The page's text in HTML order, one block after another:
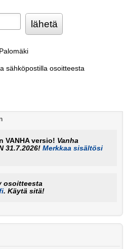
sähköpostilla osoitteesta
VANHA versio! Vanha
31.7.2026!Merkkaa sisältösi
osoitteesta
. Käytä sitä!